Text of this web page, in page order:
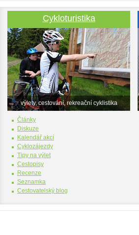
Cykloturistika
výlety, cestování, rekreační cyklistika
Články
Diskuze
Kalendář akcí
Cyklozájezdy
Tipy na výlet
Cestopisy
Recenze
Seznamka
Cestovatelský blog